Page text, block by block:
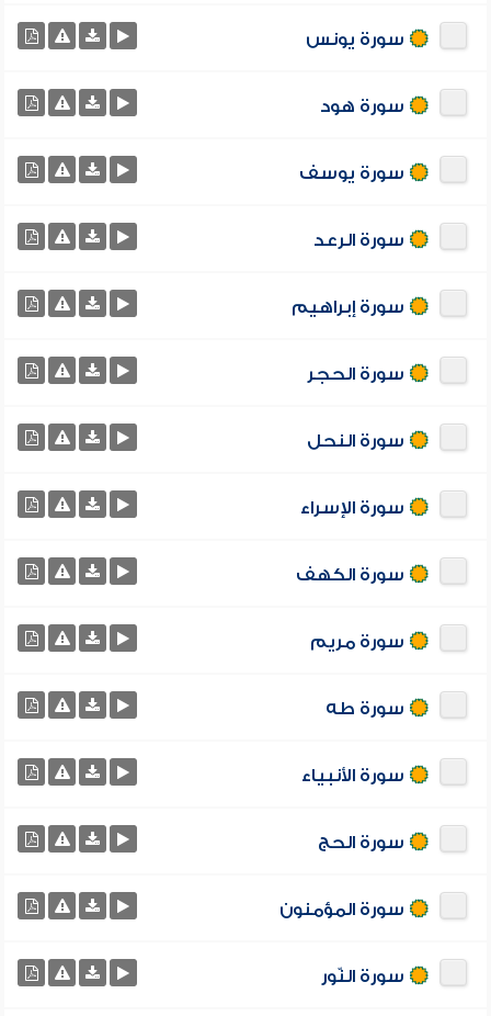
سورة يونس
سورة هود
سورة يوسف
سورة الرعد
سورة إبراهيم
سورة الحجر
سورة النحل
سورة الإسراء
سورة الكهف
سورة مريم
سورة طه
سورة الأنبياء
سورة الحج
سورة المؤمنون
سورة النّور